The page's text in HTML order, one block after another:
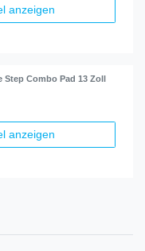
anzeigen
Step Combo Pad 13 Zoll
anzeigen